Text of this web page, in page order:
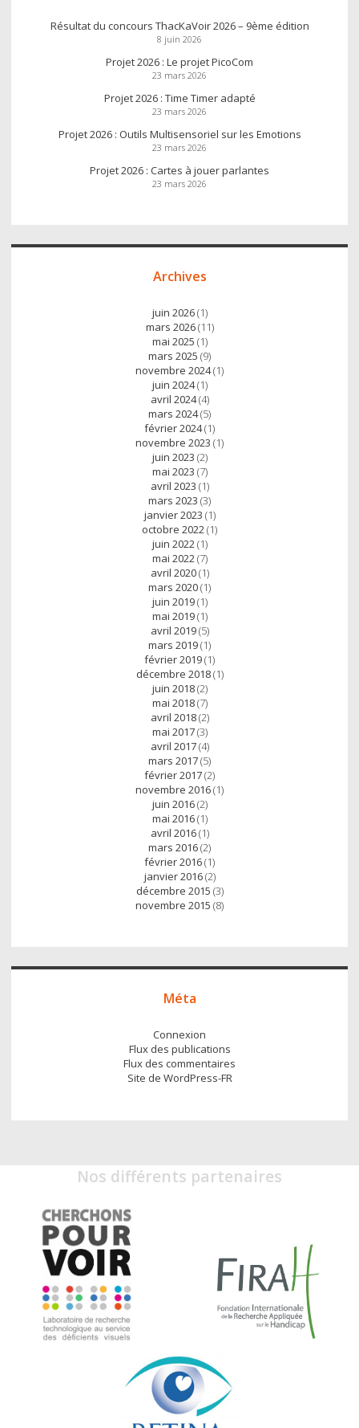
Résultat du concours ThacKaVoir 2026 – 9ème édition
8 juin 2026
Projet 2026 : Le projet PicoCom
23 mars 2026
Projet 2026 : Time Timer adapté
23 mars 2026
Projet 2026 : Outils Multisensoriel sur les Emotions
23 mars 2026
Projet 2026 : Cartes à jouer parlantes
23 mars 2026
Archives
juin 2026(1)
mars 2026(11)
mai 2025 (1)
mars 2025 (9)
novembre 2024(1)
juin 2024(1)
avril 2024(4)
mars 2024(5)
février 2024(1)
novembre 2023 (1)
juin 2023 (2)
mai 2023 (7)
avril 2023 (1)
mars 2023 (3)
janvier 2023 (1)
octobre 2022(1)
juin 2022(1)
mai 2022(7)
avril 2020(1)
mars 2020(1)
juin 2019(1)
mai 2019(1)
avril 2019(5)
mars 2019(1)
février 2019(1)
décembre 2018(1)
juin 2018(2)
mai 2018(7)
avril 2018(2)
mai 2017(3)
avril 2017(4)
mars 2017(5)
février 2017(2)
novembre 2016(1)
juin 2016(2)
mai 2016(1)
avril 2016(1)
mars 2016(2)
février 2016(1)
janvier 2016(2)
décembre 2015 (3)
novembre 2015 (8)
Méta
Connexion
Flux des publications
Flux des commentaires
Site de WordPress-FR
Nos différents partenaires